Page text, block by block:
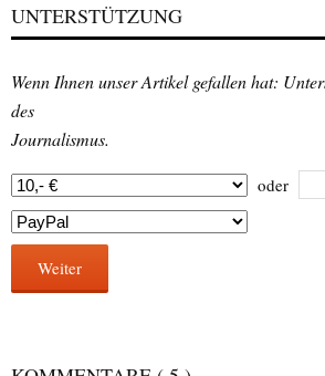
UNTERSTÜTZUNG
Wenn Ihnen unser Artikel gefallen hat:
des
Journalismus.
oder
Weiter